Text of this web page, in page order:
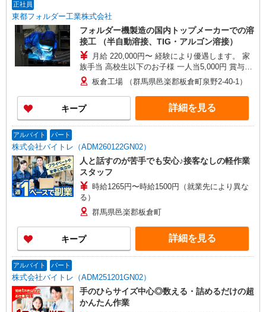
正社員
東都フォルダー工業株式会社
フォルダー機製造の国内トップメーカーでの溶
接工 （半自動溶接、TIG・アルゴン溶接）
月給 220,000円〜 経験により優遇します。 家
族手当 高校生以下のお子様 一人当5,000円 賞与
年2回 昇給 年1回
板倉工場 （群馬県邑楽郡板倉町泉野2-40-1）
キープ 詳細を見る
アルバイト パート
株式会社バイトレ（ADM260122GN02）
人と話すのが苦手でも安心♪接客なしの軽作業
スタッフ
時給1265円〜時給1500円（就業先により異な
る）
群馬県邑楽郡板倉町
キープ 詳細を見る
アルバイト パート
株式会社バイトレ（ADM251201GN02）
手のひらサイズ中心◎数える・詰めるだけの超
かんたん作業